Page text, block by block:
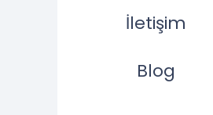
İletişim
Blog
edilmesi, hem
Oğuzhan Çakır
müteahhit
Sözleşme